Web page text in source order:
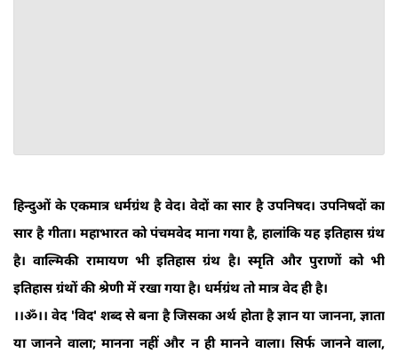
हिन्दुओं के एकमात्र धर्मग्रंथ है वेद। वेदों का सार है उपनिषद। उपनिषदों का
सार है गीता। महाभारत को पंचमवेद माना गया है, हालांकि यह इतिहास ग्रंथ
है। वाल्मिकी रामायण भी इतिहास ग्रंथ है। स्मृति और पुराणों को भी
इतिहास ग्रंथों की श्रेणी में रखा गया है। धर्मग्रंथ तो मात्र वेद ही है।
।।ॐ।। वेद 'विद' शब्द से बना है जिसका अर्थ होता है ज्ञान या जानना, ज्ञाता
या जानने वाला; मानना नहीं और न ही मानने वाला। सिर्फ जानने वाला,